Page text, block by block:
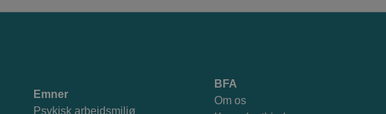
Emner
Psykisk arbejdsmiljø
BFA
Om os